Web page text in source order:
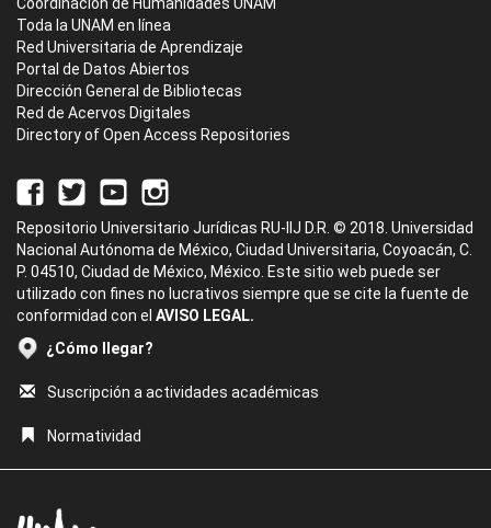
Toda la UNAM en línea
Red Universitaria de Aprendizaje
Portal de Datos Abiertos
Dirección General de Bibliotecas
Red de Acervos Digitales
Directory of Open Access Repositories
Repositorio Universitario Jurídicas RU-IIJ D.R. © 2018. Universidad
Nacional Autónoma de México, Ciudad Universitaria, Coyoacán, C.
P. 04510, Ciudad de México, México. Este sitio web puede ser
utilizado con fines no lucrativos siempre que se cite la fuente de
conformidad con el AVISO LEGAL.
¿Cómo llegar?
Suscripción a actividades académicas
Normatividad